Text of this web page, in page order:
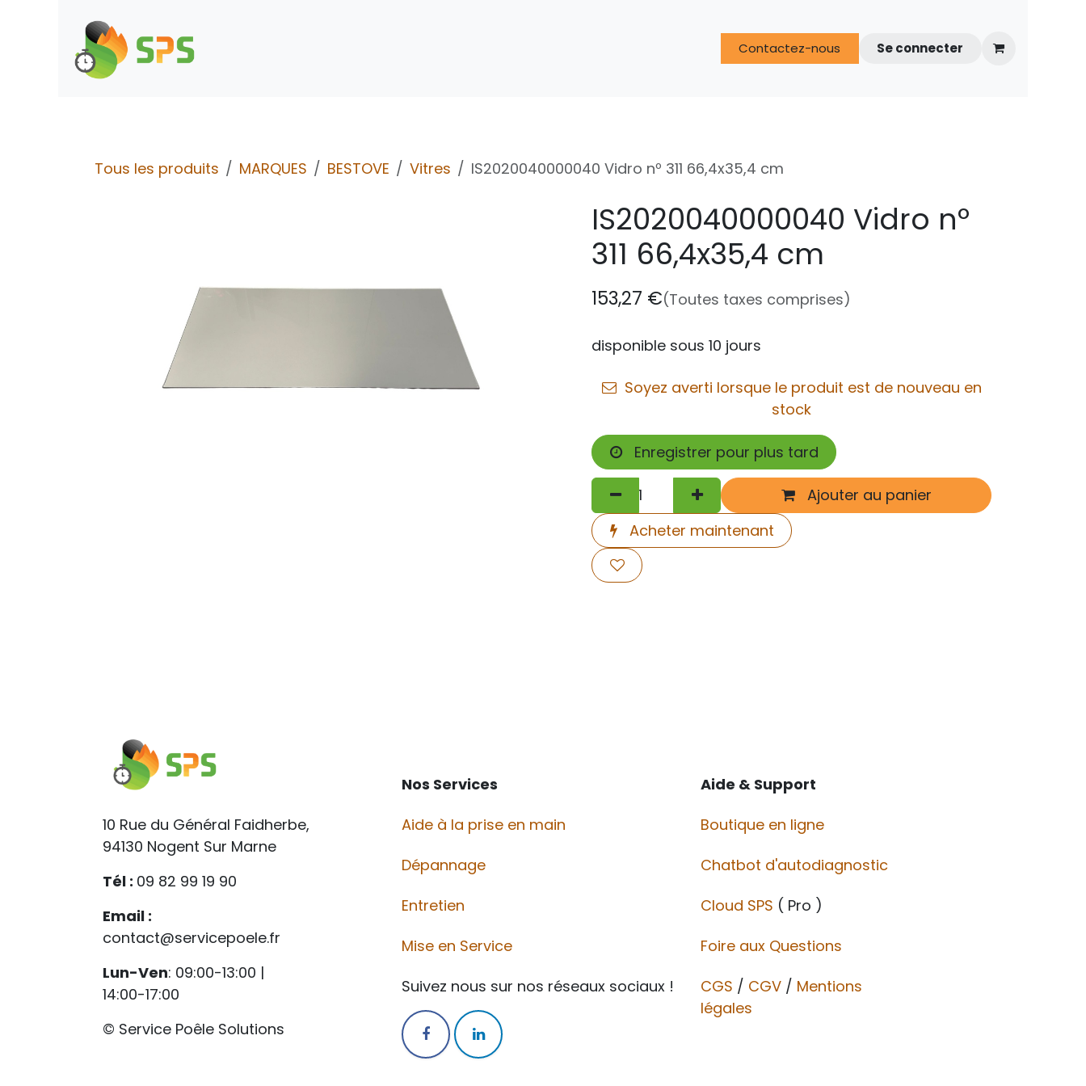
FAQ Espace techniciens
Contactez-nous Se connecter
Tous les produits MARQUES BESTOVE Vitres IS2020040000040 Vidro nº 311 66,4x35,4 cm
IS2020040000040 Vidro nº
311 66,4x35,4 cm
153,27 €(Toutes taxes comprises)
disponible sous 10 jours
Soyez averti lorsque le produit est de nouveau en
stock
Enregistrer pour plus tard
Ajouter au panier
Acheter maintenant
Aide & Support
Aide à la prise en main
Dépannage
Entretien
Mise en Service
Nos Services
Foire aux Questions
Boutique en ligne
Chatbot d'autodiagnostic
Cloud SPS ( Pro )
10 Rue du Général Faidherbe,
94130 Nogent Sur Marne
Tél : 09 82 99 19 90
Email :
contact@servicepoele.fr
Lun-Ven: 09:00-13:00 |
14:00-17:00
© Service Poêle Solutions
Suivez nous sur nos réseaux sociaux ! CGS / CGV​​ / Mentions
légales